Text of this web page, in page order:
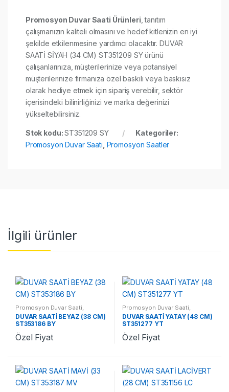
Promosyon Duvar Saati Ürünleri , tanıtım
çalışmanızın kaliteli olmasını ve hedef kitlenizin en iyi
şekilde etkilenmesine yardımcı olacaktır. DUVAR
SAATİ SİYAH (34 CM) ST351209 SY ürünü
çalışanlarınıza, müşterilerinize veya potansiyel
müşterilerinize firmanıza özel baskılı veya baskısız
olarak hediye etmek için sipariş verebilir, sektör
içerisindeki bilinirliğinizi ve marka değerinizi
yükseltebilirsiniz.
Stok kodu:ST351209 SY
Kategoriler:
Promosyon Duvar Saati Promosyon Saatler
İlgili ürünler
Promosyon Duvar Saati
Promosyon Saatler
DUVAR SAATİ BEYAZ (38 CM)
ST353186 BY
Özel Fiyat
Promosyon Duvar Saati
Promosyon Saatler
DUVAR SAATİ YATAY (48 CM)
ST351277 YT
Özel Fiyat